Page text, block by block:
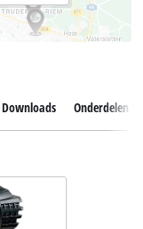
Downloads Onderdelen